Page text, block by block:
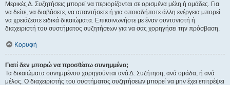
Μερικές Δ. Συζητήσεις μπορεί να περιορίζονται σε ορισμένα μέλη ή ομάδες. Για
να δείτε, να διαβάσετε, να απαντήσετε ή για οποιαδήποτε άλλη ενέργεια μπορεί
να χρειάζεστε ειδικά δικαιώματα. Επικοινωνήστε με έναν συντονιστή ή
διαχειριστή του συστήματος συζητήσεων για να σας χορηγήσει την πρόσβαση.
Κορυφή
Γιατί δεν μπορώ να προσθέσω συνημμένα;
Τα δικαιώματα συνημμένου χορηγούνται ανά Δ. Συζήτηση, ανά ομάδα, ή ανά
μέλος. Ο διαχειριστής του συστήματος συζητήσεων μπορεί να μην έχει επιτρέψει